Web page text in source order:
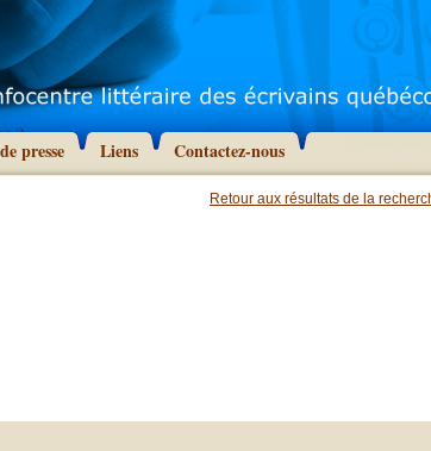
presse Liens Contactez-nous
Retour aux résultats de la